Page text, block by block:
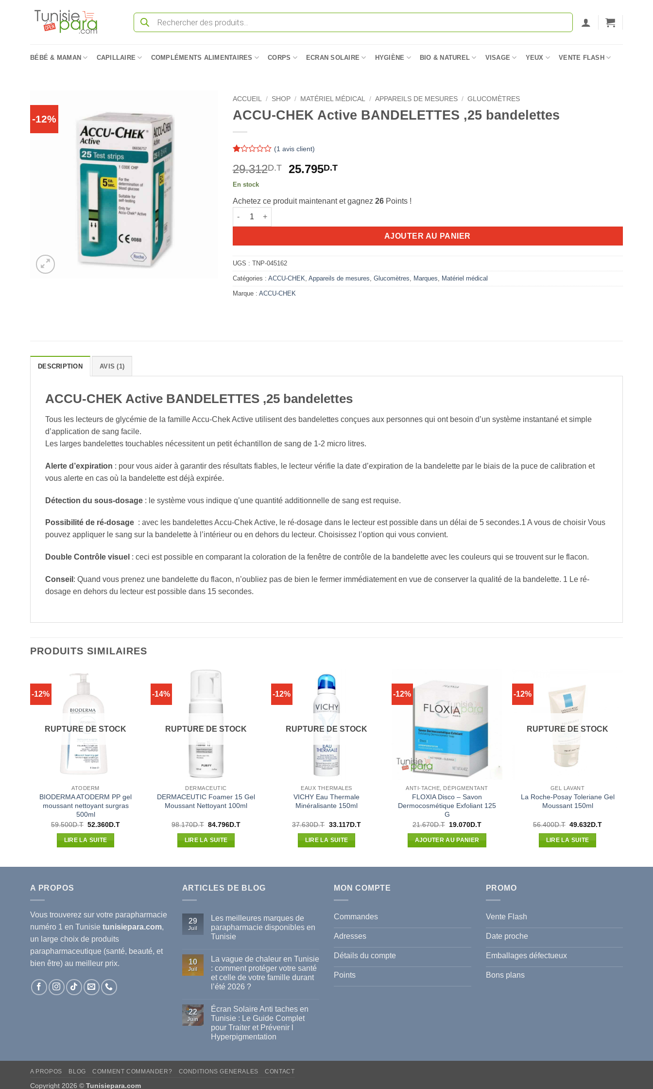
Recherche
produits
BÉBÉ & MAMAN CAPILLAIRE COMPLÉMENTS ALIMENTAIRES CORPS ECRAN SOLAIRE HYGIÈNE BIO & NATUREL VISAGE YEUX VENTE FLASH
-12%
ACCUEIL / SHOP / MATÉRIEL MÉDICAL / APPAREILS DE MESURES / GLUCOMÈTRES
ACCU-CHEK Active BANDELETTES ,25 bandelettes
1
sur
5
sur
notation
(1 avis client)
29.312D.T
Le
était :
25.795D.TLe
est :
En stock
Achetez ce produit maintenant et gagnez 26Points !
quantité de ACCU-CHEK Active BANDELETTES ,25 bandelettes
AJOUTER AU PANIER
UGS : TNP-045162
Catégories : ACCU-CHEK Appareils de mesures Glucomètres Marques Matériel médical
Marque : ACCU-CHEK
DESCRIPTION AVIS (1)
ACCU-CHEK Active BANDELETTES ,25 bandelettes
Tous les lecteurs de glycémie de la famille Accu-Chek Active utilisent des bandelettes conçues aux personnes qui ont besoin d’un système instantané et simple
d’application de sang facile.
Les larges bandelettes touchables nécessitent un petit échantillon de sang de 1-2 micro litres.
Alerte d’expiration : pour vous aider à garantir des résultats fiables, le lecteur vérifie la date d’expiration de la bandelette par le biais de la puce de calibration et
vous alerte en cas où la bandelette est déjà expirée.
Détection du sous-dosage : le système vous indique q’une quantité additionnelle de sang est requise.
Possibilité de ré-dosage : avec les bandelettes Accu-Chek Active, le ré-dosage dans le lecteur est possible dans un délai de 5 secondes.1 A vous de choisir Vous
pouvez appliquer le sang sur la bandelette à l’intérieur ou en dehors du lecteur. Choisissez l’option qui vous convient.
Double Contrôle visuel : ceci est possible en comparant la coloration de la fenêtre de contrôle de la bandelette avec les couleurs qui se trouvent sur le flacon.
Conseil : Quand vous prenez une bandelette du flacon, n’oubliez pas de bien le fermer immédiatement en vue de conserver la qualité de la bandelette. 1 Le ré-
dosage en dehors du lecteur est possible dans 15 secondes.
PRODUITS SIMILAIRES
-12%
RUPTURE DE STOCK
ATODERM
BIODERMA ATODERM PP gel
moussant nettoyant surgras
500ml
59.500D.T Le
initial
était :
52.360D.TLe
LIRE LA SUITE
-14%
RUPTURE DE STOCK
DERMACEUTIC
DERMACEUTIC Foamer 15 Gel
Moussant Nettoyant 100ml
98.170D.T Le
initial
était :
84.796D.TLe
LIRE LA SUITE
-12%
RUPTURE DE STOCK
EAUX THERMALES
VICHY Eau Thermale
Minéralisante 150ml
37.630D.T Le
initial
était :
33.117D.TLe
LIRE LA SUITE
-12%
ANTI-TACHE, DÉPIGMENTANT
FLOXIA Disco – Savon
Dermocosmétique Exfoliant 125
G
21.670D.T Le
initial
était :
19.070D.TLe
AJOUTER AU PANIER
-12%
RUPTURE DE STOCK
GEL LAVANT
La Roche-Posay Toleriane Gel
Moussant 150ml
56.400D.T Le
initial
était :
49.632D.TLe
LIRE LA SUITE
A PROPOS
Vous trouverez sur votre parapharmacie
numéro 1 en Tunisie tunisiepara.com,
un large choix de produits
parapharmaceutique (santé, beauté, et
bien être) au meilleur prix.
ARTICLES DE BLOG
29
Juil
Les meilleures marques de
parapharmacie disponibles en
Tunisie
sur
meilleures
marques
de
parapharmacie
Tunisie
10
Juil
La vague de chaleur en Tunisie
: comment protéger votre santé
et celle de votre famille durant
l’été 2026 ?
sur
La
vague
de
chaleur
en
votre
22
Juin
Écran Solaire Anti taches en
Tunisie : Le Guide Complet
pour Traiter et Prévenir l
Hyperpigmentation
Solaire
MON COMPTE
Commandes
Adresses
Détails du compte
Points
PROMO
Vente Flash
Date proche
Emballages défectueux
Bons plans
A PROPOS BLOG COMMENT COMMANDER? CONDITIONS GENERALES CONTACT
Copyright 2026 © Tunisiepara.com